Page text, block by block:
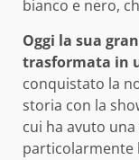
bianco e nero,
Oggi la sua
trasformata in
conquistato la
storia con la
cui ha avuto
particolarmente